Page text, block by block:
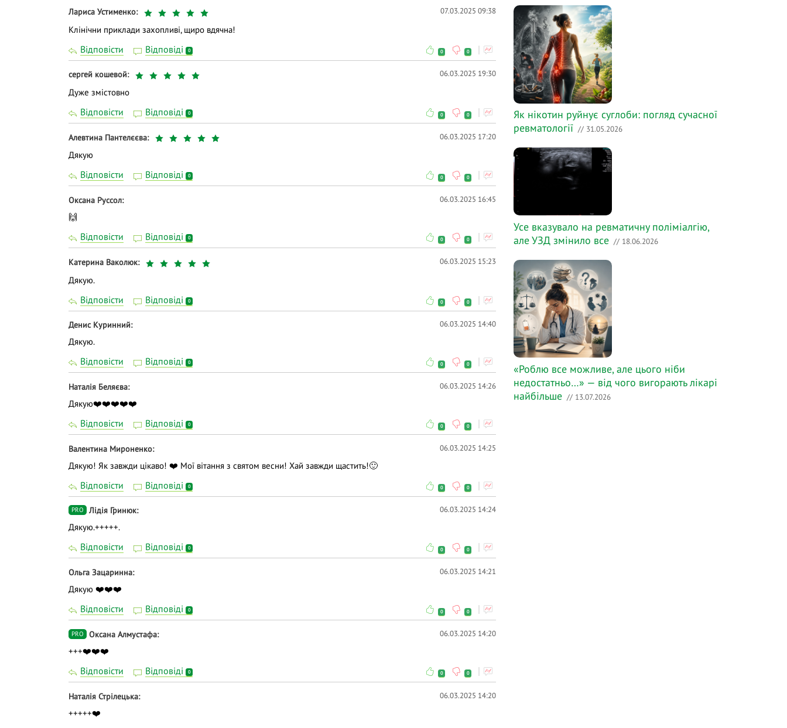
Лариса Устименко 07.03.2025 09:38
Клінічни приклади захопливі, щиро вдячна!
Відповісти Відповіді 0 0 0
сергей кошевой 06.03.2025 19:30
Дуже змістовно
Відповісти Відповіді 0 0 0
Алевтина Пантелєєва 06.03.2025 17:20
Дякую
Відповісти Відповіді 0 0 0
Оксана Руссол 06.03.2025 16:45
🙌
Відповісти Відповіді 0 0 0
Катерина Ваколюк 06.03.2025 15:23
Дякую.
Відповісти Відповіді 0 0 0
Денис Куринний 06.03.2025 14:40
Дякую.
Відповісти Відповіді 0 0 0
Наталія Беляєва 06.03.2025 14:26
Дякую❤️❤️❤️❤️❤️
Відповісти Відповіді 0 0 0
Валентина Мироненко 06.03.2025 14:25
Дякую! Як завжди цікаво! ❤️ Мої вітання з святом весни! Хай завжди щастить!🙂
Відповісти Відповіді 0 0 0
PRO Лідія Гринюк 06.03.2025 14:24
Дякую.+++++.
Відповісти Відповіді 0 0 0
Ольга Зацаринна 06.03.2025 14:21
Дякую ❤️❤️❤️
Відповісти Відповіді 0 0 0
PRO Оксана Алмустафа 06.03.2025 14:20
+++❤️❤️❤️
Відповісти Відповіді 0 0 0
Наталія Стрілецька 06.03.2025 14:20
+++++❤️
Як нікотин руйнує суглоби: погляд сучасної
ревматології // 31.05.2026
Усе вказувало на ревматичну поліміалгію,
але УЗД змінило все // 18.06.2026
«Роблю все можливе, але цього ніби
недостатньо…» — від чого вигорають лікарі
найбільше // 13.07.2026